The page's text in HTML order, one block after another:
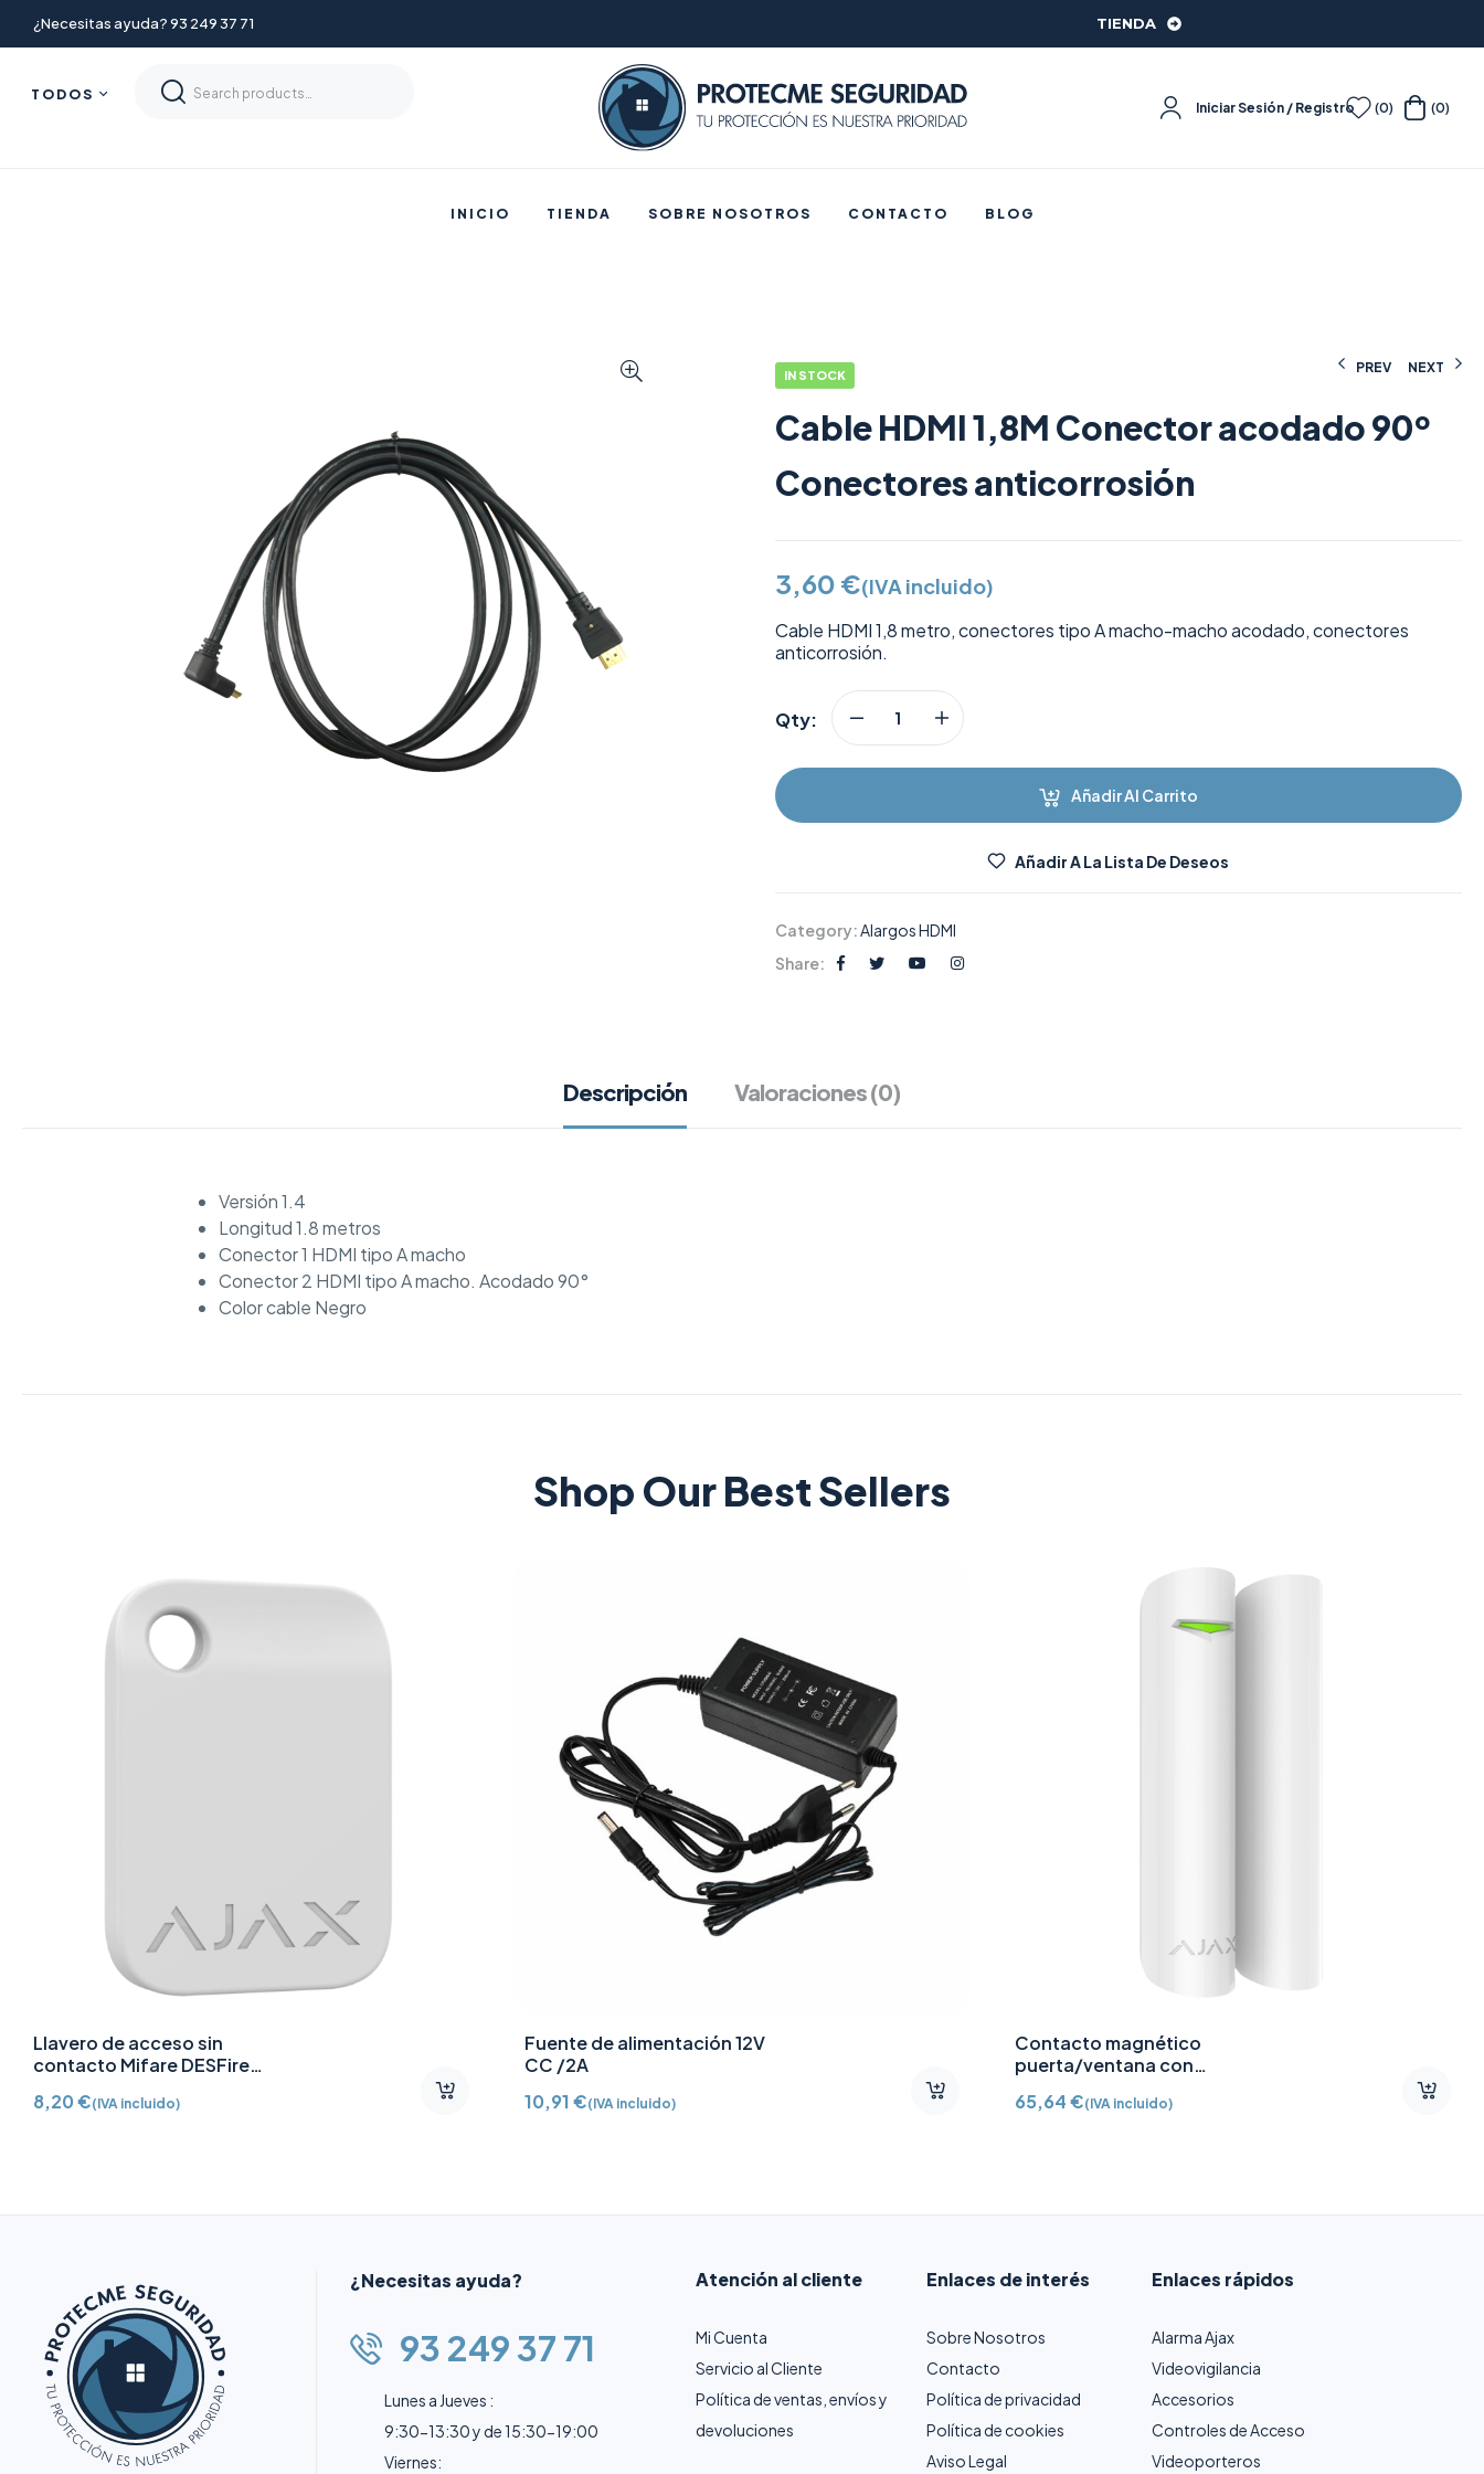
¿Necesitas ayuda? 93 249 37 71 TIENDA
TODOS
Iniciar Sesión / Registro (0) (0)
INICIO TIENDA SOBRE NOSOTROS CONTACTO BLOG
PREV NEXT
10,20€
IN STOCK
Cable HDMI 1,8M Conector acodado 90º
Conectores anticorrosión
3,60 €(IVA incluido)
Cable HDMI 1,8 metro, conectores tipo A macho-macho acodado, conectores
anticorrosión.
Qty:
Añadir Al Carrito
Añadir A La Lista De Deseos
Category: Alargos HDMI
Share:
Descripción Valoraciones (0)
Versión 1.4
Longitud 1.8 metros
Conector 1 HDMI tipo A macho
Conector 2 HDMI tipo A macho. Acodado 90°
Color cable Negro
Shop Our Best Sellers
Llavero de acceso sin
contacto Mifare DESFire
8,20€(IVA incluido)
Fuente de alimentación 12V
CC /2A
10,91€(IVA incluido)
Contacto magnético
puerta/ventana con
inclinación AJ-
65,64€(IVA incluido)
¿Necesitas ayuda?
93 249 37 71
Lunes a Jueves :
9:30-13:30 y de 15:30-19:00
Viernes:
Atención al cliente
Mi Cuenta
Servicio al Cliente
Política de ventas, envíos y
devoluciones
Enlaces de interés
Sobre Nosotros
Contacto
Política de privacidad
Política de cookies
Aviso Legal
Enlaces rápidos
Alarma Ajax
Videovigilancia
Accesorios
Controles de Acceso
Videoporteros